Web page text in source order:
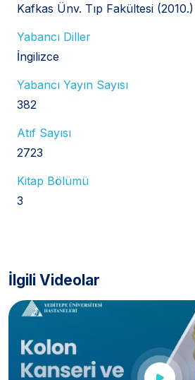
Kafkas Ünv. Tıp Fakültesi (2010.)
Yabancı Diller
İngilizce
Yabancı Yayın Sayısı
382
Atıf Sayısı
2723
Kitap Bölümü
3
İlgili Videolar